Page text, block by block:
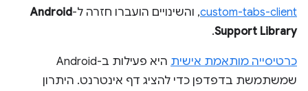
custom-tabs-client, והשינויים הועברו חזרה ל-Android
Support Library
.
כרטיסייה מותאמת אישית
היא פעילות ב-Android
שמשתמשת בדפדפן כדי להציג דף אינטרנט. היתרון